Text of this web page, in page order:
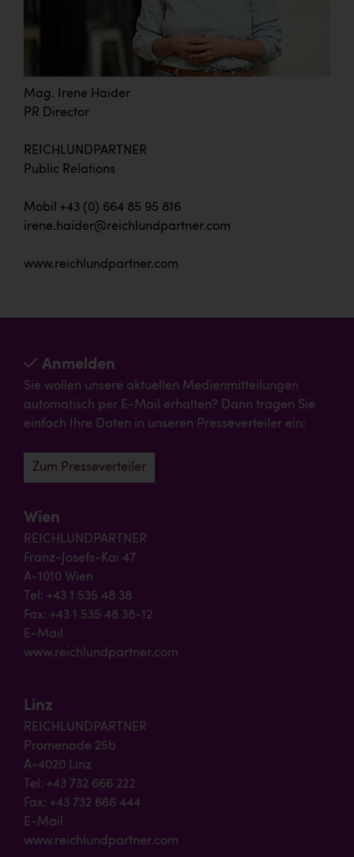
Mag. Irene Haider
PR Director
REICHLUNDPARTNER
Public Relations
Mobil +43 (0) 664 85 95 816
irene.haider@reichlundpartner.com
www.reichlundpartner.com
Anmelden
Sie wollen unsere aktuellen Medienmitteilungen
automatisch per E-Mail erhalten? Dann tragen Sie
einfach Ihre Daten in unseren Presseverteiler ein:
Zum Presseverteiler
Wien
REICHLUNDPARTNER
Franz-Josefs-Kai 47
A-1010 Wien
Tel: +43 1 535 48 38
Fax: +43 1 535 48 38-12
E-Mail
www.reichlundpartner.com
Linz
REICHLUNDPARTNER
Promenade 25b
A-4020 Linz
Tel: +43 732 666 222
Fax: +43 732 666 444
E-Mail
www.reichlundpartner.com